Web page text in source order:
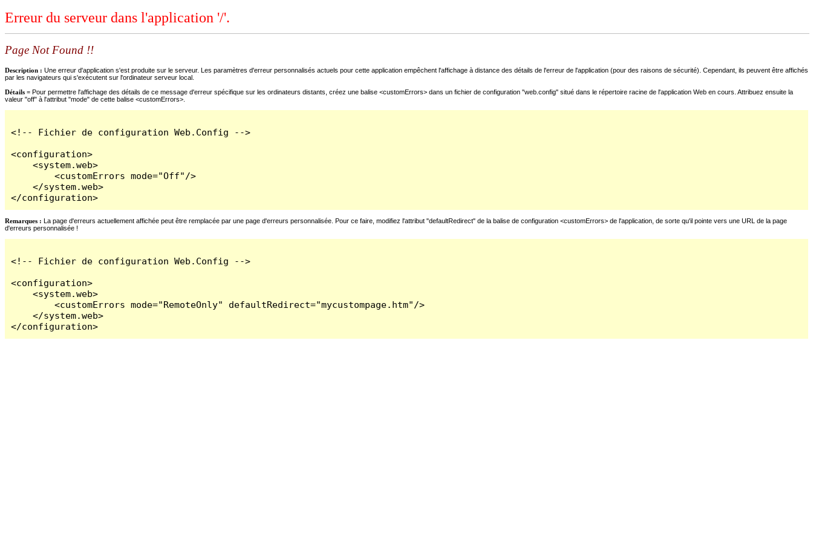
Erreur du serveur dans l'application '/'.
Page Not Found !!
Description : Une erreur d'application s'est produite sur le serveur. Les paramètres d'erreur personnalisés actuels pour cette application empêchent l'affichage à distance des détails de l'erreur de l'application (pour des raisons de sécurité). Cependant, ils peuvent être affichés
par les navigateurs qui s'exécutent sur l'ordinateur serveur local.
Détails = Pour permettre l'affichage des détails de ce message d'erreur spécifique sur les ordinateurs distants, créez une balise <customErrors> dans un fichier de configuration "web.config" situé dans le répertoire racine de l'application Web en cours. Attribuez ensuite la
valeur "off" à l'attribut "mode" de cette balise <customErrors>.
<!-- Fichier de configuration Web.Config -->
<configuration>
    <system.web>
        <customErrors mode="Off"/>
    </system.web>
</configuration>
Remarques : La page d'erreurs actuellement affichée peut être remplacée par une page d'erreurs personnalisée. Pour ce faire, modifiez l'attribut "defaultRedirect" de la balise de configuration <customErrors> de l'application, de sorte qu'il pointe vers une URL de la page
d'erreurs personnalisée !
<!-- Fichier de configuration Web.Config -->
<configuration>
    <system.web>
        <customErrors mode="RemoteOnly" defaultRedirect="mycustompage.htm"/>
    </system.web>
</configuration>